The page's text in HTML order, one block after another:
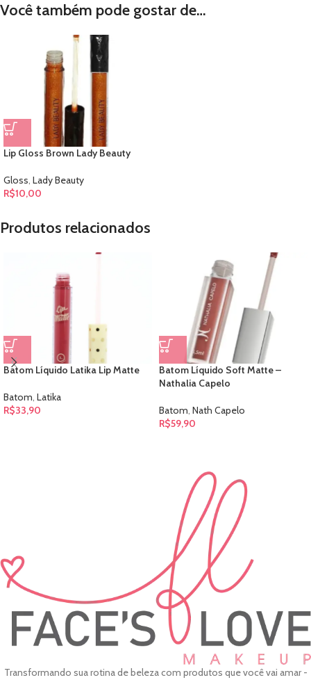
Você também pode gostar de…
Lip Gloss Brown Lady Beauty
Gloss, Lady Beauty
R$10,00
Produtos relacionados
Batom Líquido Latika Lip Matte
Batom, Latika
R$33,90
Batom Líquido Soft Matte –
Nathalia Capelo
Batom, Nath Capelo
R$59,90
Transformando sua rotina de beleza com produtos que você vai amar -